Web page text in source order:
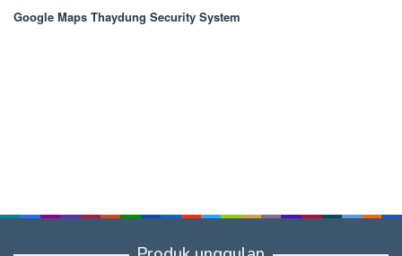
Google Maps Thaydung Security System